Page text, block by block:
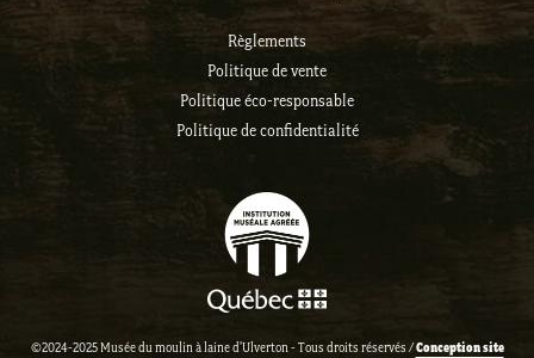
Règlements
Politique de vente
Politique éco-responsable
Politique de confidentialité
©2024-2025 Musée du moulin à laine d'Ulverton - Tous droits réservés /Conception site